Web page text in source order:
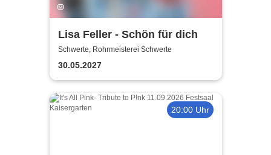
Lisa Feller - Schön für dich
Schwerte, Rohrmeisterei Schwerte
30.05.2027
20:00 Uhr